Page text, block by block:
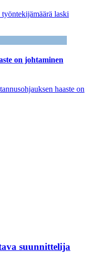
laski
on johtaminen
haaste on
suunnittelija